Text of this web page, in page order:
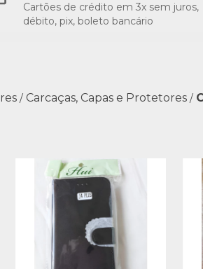
Cartões de crédito em 3x sem juros,
débito, pix, boleto bancário
/ Carcaças, Capas e Protetores /